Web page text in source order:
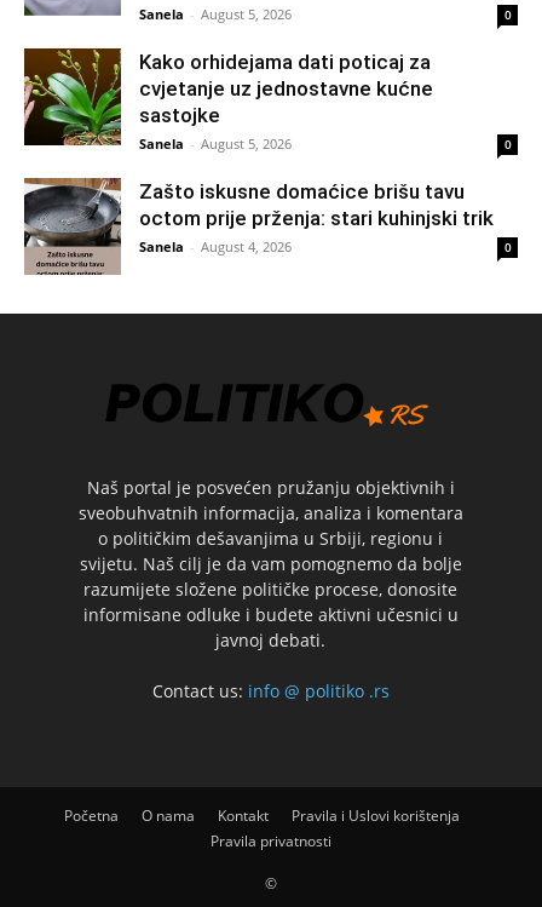
Sanela - August 5, 2026 0
Kako orhidejama dati poticaj za
cvjetanje uz jednostavne kućne
sastojke
Sanela - August 5, 2026 0
Zašto iskusne domaćice brišu tavu
octom prije prženja: stari kuhinjski trik
Sanela - August 4, 2026 0
Naš portal je posvećen pružanju objektivnih i
sveobuhvatnih informacija, analiza i komentara
o političkim dešavanjima u Srbiji, regionu i
svijetu. Naš cilj je da vam pomognemo da bolje
razumijete složene političke procese, donosite
informisane odluke i budete aktivni učesnici u
javnoj debati.
Contact us: info @ politiko .rs
Početna O nama Kontakt
Pravila i Uslovi korištenja
Pravila privatnosti
©